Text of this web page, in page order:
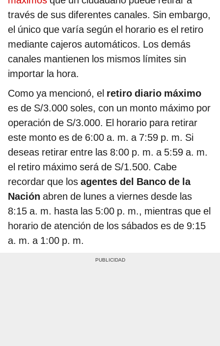
través de sus diferentes canales. Sin embargo,
el único que varía según el horario es el retiro
mediante cajeros automáticos. Los demás
canales mantienen los mismos límites sin
importar la hora.
Como ya mencionó, el retiro diario máximo
es de S/3.000 soles, con un monto máximo por
operación de S/3.000. El horario para retirar
este monto es de 6:00 a. m. a 7:59 p. m. Si
deseas retirar entre las 8:00 p. m. a 5:59 a. m.
el retiro máximo será de S/1.500. Cabe
recordar que los agentes del Banco de la
Nación abren de lunes a viernes desde las
8:15 a. m. hasta las 5:00 p. m., mientras que el
horario de atención de los sábados es de 9:15
a. m. a 1:00 p. m.